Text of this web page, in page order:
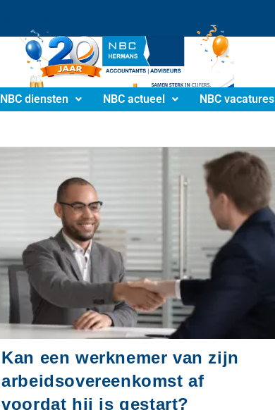
NBC diensten NBC actueel NBC vacatures
Kan een werknemer van zijn
arbeidsovereenkomst af
voordat hij is gestart?